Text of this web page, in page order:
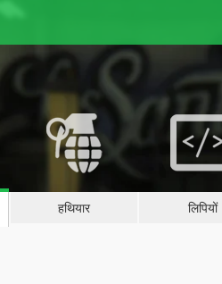
हथियार लिपियों